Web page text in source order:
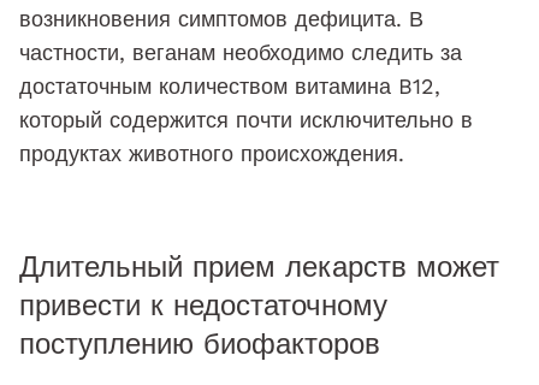
возникновения симптомов дефицита. В
частности, веганам необходимо следить за
достаточным количеством витамина B12,
который содержится почти исключительно в
продуктах животного происхождения.
Длительный прием лекарств может
привести к недостаточному
поступлению биофакторов